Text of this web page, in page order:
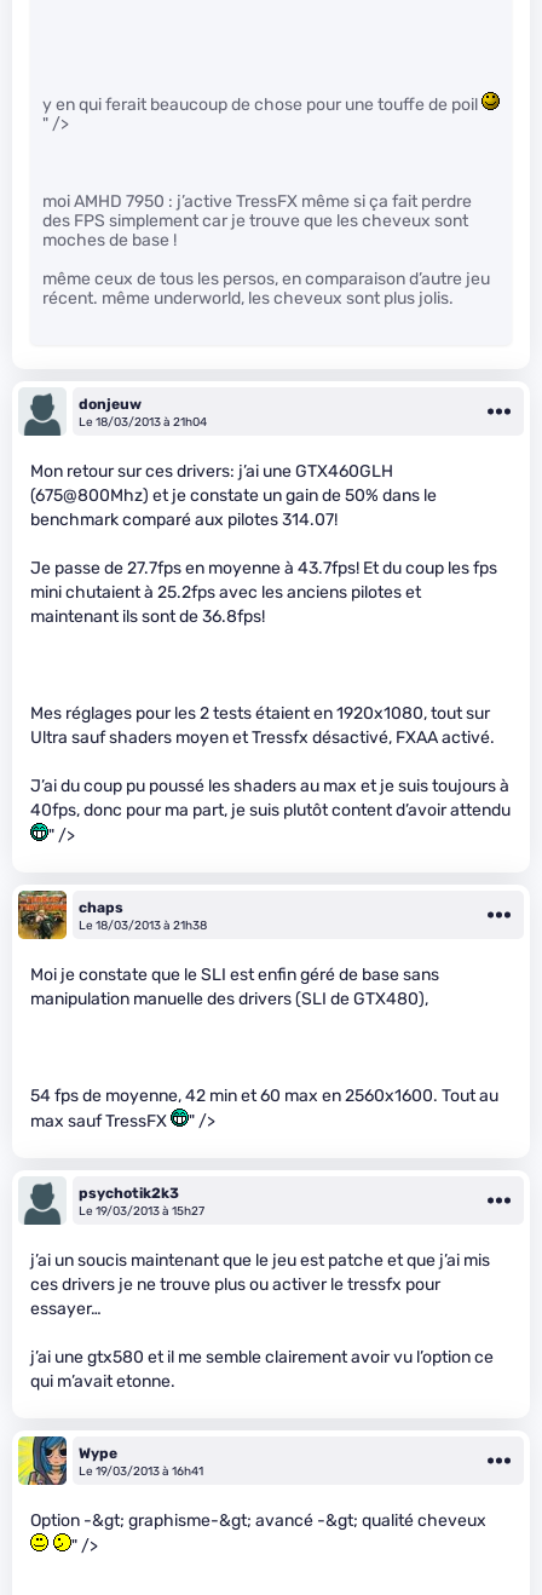
y en qui ferait beaucoup de chose pour une touffe de poil
" />
moi AMHD 7950 : j’active TressFX même si ça fait perdre
des FPS simplement car je trouve que les cheveux sont
moches de base !
même ceux de tous les persos, en comparaison d’autre jeu
récent. même underworld, les cheveux sont plus jolis.
donjeuw
Le 18/03/2013 à 21h04
Mon retour sur ces drivers: j’ai une GTX460GLH
(675@800Mhz) et je constate un gain de 50% dans le
benchmark comparé aux pilotes 314.07!
Je passe de 27.7fps en moyenne à 43.7fps! Et du coup les fps
mini chutaient à 25.2fps avec les anciens pilotes et
maintenant ils sont de 36.8fps!
Mes réglages pour les 2 tests étaient en 1920x1080, tout sur
Ultra sauf shaders moyen et Tressfx désactivé, FXAA activé.
J’ai du coup pu poussé les shaders au max et je suis toujours à
40fps, donc pour ma part, je suis plutôt content d’avoir attendu
" />
chaps
Le 18/03/2013 à 21h38
Moi je constate que le SLI est enfin géré de base sans
manipulation manuelle des drivers (SLI de GTX480),
54 fps de moyenne, 42 min et 60 max en 2560x1600. Tout au
max sauf TressFX
" />
psychotik2k3
Le 19/03/2013 à 15h27
j’ai un soucis maintenant que le jeu est patche et que j’ai mis
ces drivers je ne trouve plus ou activer le tressfx pour
essayer…
j’ai une gtx580 et il me semble clairement avoir vu l’option ce
qui m’avait etonne.
Wype
Le 19/03/2013 à 16h41
Option -&gt; graphisme-&gt; avancé -&gt; qualité cheveux
" />